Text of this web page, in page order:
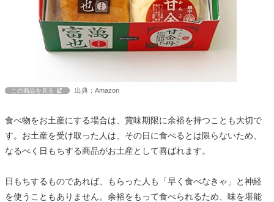
この商品を見る 出典：Amazon
食べ物をお土産にする場合は、賞味期限に余裕を持つことも大切で
す。お土産を受け取った人は、その日に食べるとは限らないため、
なるべく日もちする商品がお土産として喜ばれます。
日もちするものであれば、もらった人も「早く食べなきゃ」と神経
を使うこともありません。余裕をもって食べられるため、味を堪能